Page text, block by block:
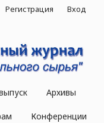
Архивы
Конференции
Регистрация Вход